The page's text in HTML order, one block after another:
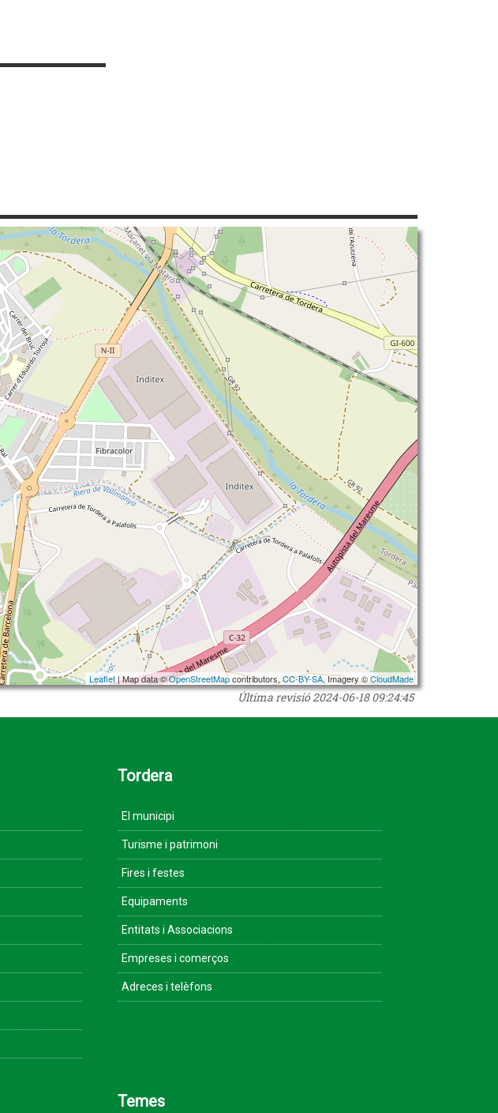
Leaflet | Map data ©OpenStreetMapcontributors,CC-BY-SA, Imagery ©CloudMade
Última revisió2024-06-18 09:24:45
Tordera
El municipi
Turisme i patrimoni
Fires i festes
Equipaments
Entitats i Associacions
Empreses i comerços
Adreces i telèfons
Temes